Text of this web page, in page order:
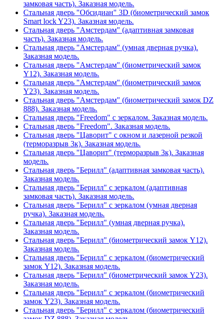
замковая часть). Заказная модель.
Стальная дверь "Обсидиан" 3D (биометрический замок
Smart lock Y23). Заказная модель.
Стальная дверь "Амстердам" (адаптивная замковая
часть). Заказная модель.
Стальная дверь "Амстердам" (умная дверная ручка).
Заказная модель.
Стальная дверь "Амстердам" (биометрический замок
Y12). Заказная модель.
Стальная дверь "Амстердам" (биометрический замок
Y23). Заказная модель.
Стальная дверь "Амстердам" (биометрический замок DZ
888). Заказная модель.
Стальная дверь "Freedom" с зеркалом. Заказная модель.
Стальная дверь "Freedom". Заказная модель.
Стальная дверь "Цаворит" с окном и лазерной резкой
(терморазрыв 3к). Заказная модель.
Стальная дверь "Цаворит" (терморазрыв 3к). Заказная
модель.
Стальная дверь "Берилл" (адаптивная замковая часть).
Заказная модель.
Стальная дверь "Берилл" с зеркалом (адаптивная
замковая часть). Заказная модель.
Стальная дверь "Берилл" с зеркалом (умная дверная
ручка). Заказная модель.
Стальная дверь "Берилл" (умная дверная ручка).
Заказная модель.
Стальная дверь "Берилл" (биометрический замок Y12).
Заказная модель.
Стальная дверь "Берилл" с зеркалом (биометрический
замок Y12). Заказная модель.
Стальная дверь "Берилл" (биометрический замок Y23).
Заказная модель.
Стальная дверь "Берилл" с зеркалом (биометрический
замок Y23). Заказная модель.
Стальная дверь "Берилл" с зеркалом (биометрический